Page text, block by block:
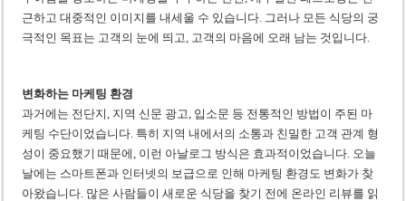
근하고 대중적인 이미지를 내세울 수 있습니다. 그러나 모든 식당의 궁
극적인 목표는 고객의 눈에 띄고, 고객의 마음에 오래 남는 것입니다.
변화하는 마케팅 환경
과거에는 전단지, 지역 신문 광고, 입소문 등 전통적인 방법이 주된 마
케팅 수단이었습니다. 특히 지역 내에서의 소통과 친밀한 고객 관계 형
성이 중요했기 때문에, 이런 아날로그 방식은 효과적이었습니다. 오늘
날에는 스마트폰과 인터넷의 보급으로 인해 마케팅 환경도 변화가 찾
아왔습니다. 많은 사람들이 새로운 식당을 찾기 전에 온라인 리뷰를 읽